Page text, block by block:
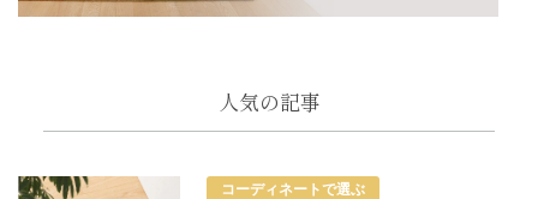
人気の記事
コーディネートで選ぶ